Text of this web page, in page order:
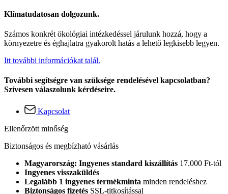
Klímatudatosan dolgozunk.
Számos konkrét ökológiai intézkedéssel járulunk hozzá, hogy a
környezetre és éghajlatra gyakorolt hatás a lehető legkisebb legyen.
Itt további információkat talál.
További segítségre van szüksége rendelésével kapcsolatban?
Szívesen válaszolunk kérdéseire.
Kapcsolat
Ellenőrzött minőség
Biztonságos és megbízható vásárlás
Magyarország: Ingyenes standard kiszállítás 17.000 Ft-tól
Ingyenes visszaküldés
Legalább 1 ingyenes termékminta minden rendeléshez
Biztonságos fizetés SSL-titkosítással